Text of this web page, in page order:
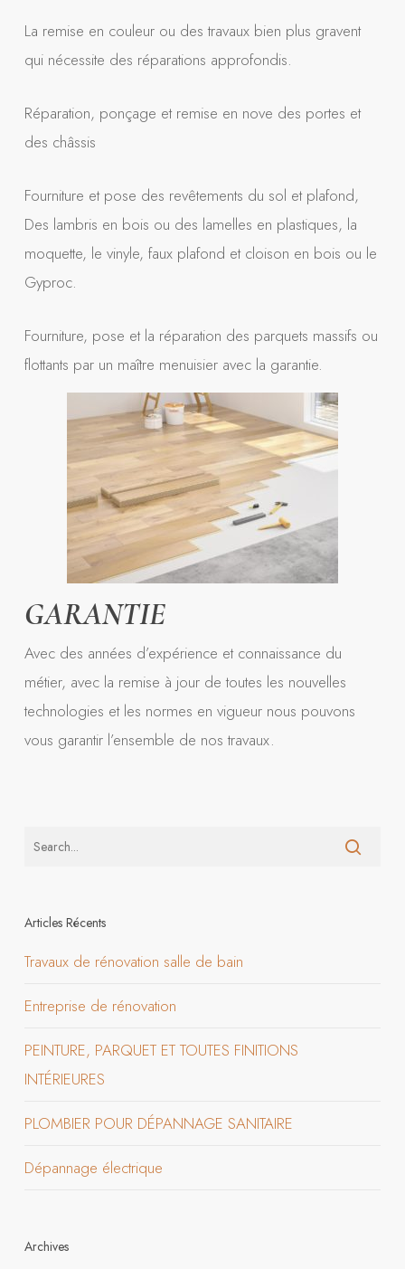
La remise en couleur ou des travaux bien plus gravent
qui nécessite des réparations approfondis.
Réparation, ponçage et remise en nove des portes et
des châssis
Fourniture et pose des revêtements du sol et plafond,
Des lambris en bois ou des lamelles en plastiques, la
moquette, le vinyle, faux plafond et cloison en bois ou le
Gyproc.
Fourniture, pose et la réparation des parquets massifs ou
flottants par un maître menuisier avec la garantie.
GARANTIE
Avec des années d’expérience et connaissance du
métier, avec la remise à jour de toutes les nouvelles
technologies et les normes en vigueur nous pouvons
vous garantir l’ensemble de nos travaux.
Articles Récents
Travaux de rénovation salle de bain
Entreprise de rénovation
PEINTURE, PARQUET ET TOUTES FINITIONS
INTÉRIEURES
PLOMBIER POUR DÉPANNAGE SANITAIRE
Dépannage électrique
Archives